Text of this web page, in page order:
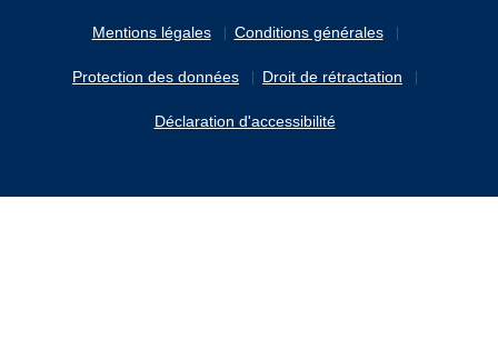
Mentions légales Conditions générales
Protection des données Droit de rétractation
Déclaration d'accessibilité